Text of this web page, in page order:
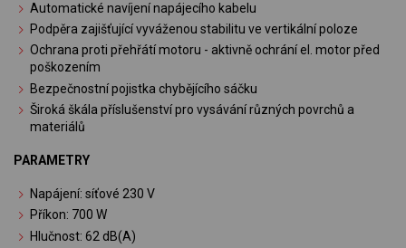
Automatické navíjení napájecího kabelu
Podpěra zajišťující vyváženou stabilitu ve vertikální poloze
Ochrana proti přehřátí motoru - aktivně ochrání el. motor před
poškozením
Bezpečnostní pojistka chybějícího sáčku
Široká škála příslušenství pro vysávání různých povrchů a
materiálů
PARAMETRY
Napájení: síťové 230 V
Příkon: 700 W
Hlučnost: 62 dB(A)